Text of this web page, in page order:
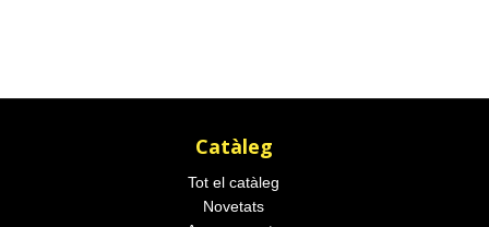
Catàleg
Tot el catàleg
Novetats